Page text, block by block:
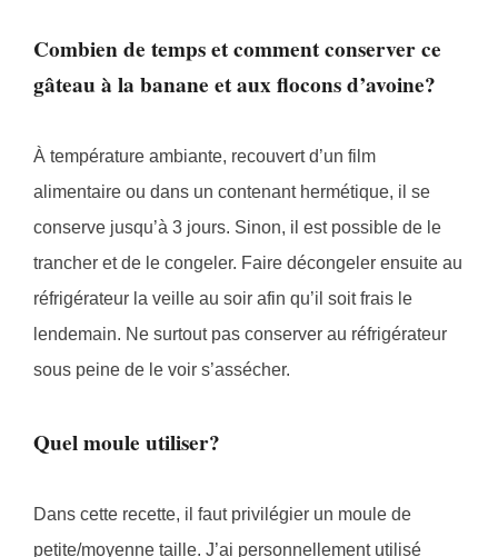
Combien de temps et comment conserver ce
gâteau à la banane et aux flocons d’avoine?
À température ambiante, recouvert d’un film
alimentaire ou dans un contenant hermétique, il se
conserve jusqu’à 3 jours. Sinon, il est possible de le
trancher et de le congeler. Faire décongeler ensuite au
réfrigérateur la veille au soir afin qu’il soit frais le
lendemain. Ne surtout pas conserver au réfrigérateur
sous peine de le voir s’assécher.
Quel moule utiliser?
Dans cette recette, il faut privilégier un moule de
petite/moyenne taille. J’ai personnellement utilisé